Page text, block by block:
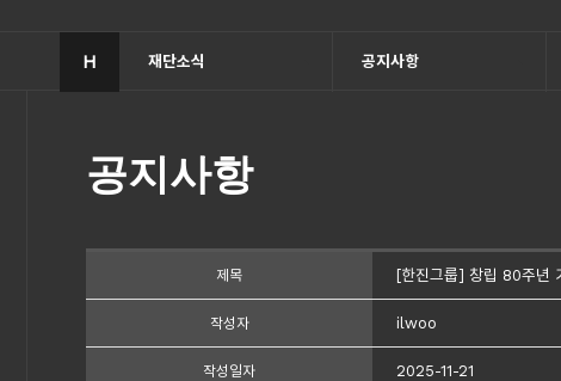
H 재단소식 공지사항
공지사항
제목 [한진그룹] 창립 80주년
작성자 ilwoo
작성일자 2025-11-21